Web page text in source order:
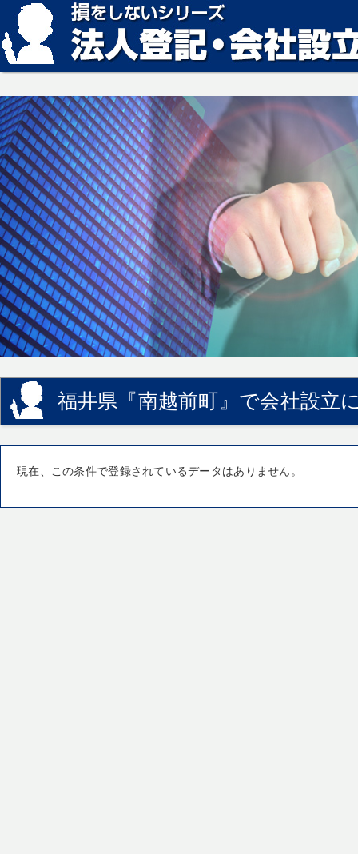
損をしない法人登記・会社設立の方法、見つかります。
福井県『南越前町』で会社設立
現在、この条件で登録されているデータはありません。